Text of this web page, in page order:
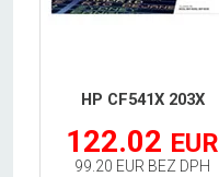
HP CF541X 203X
122.02 EUR
99.20 EUR BEZ DPH